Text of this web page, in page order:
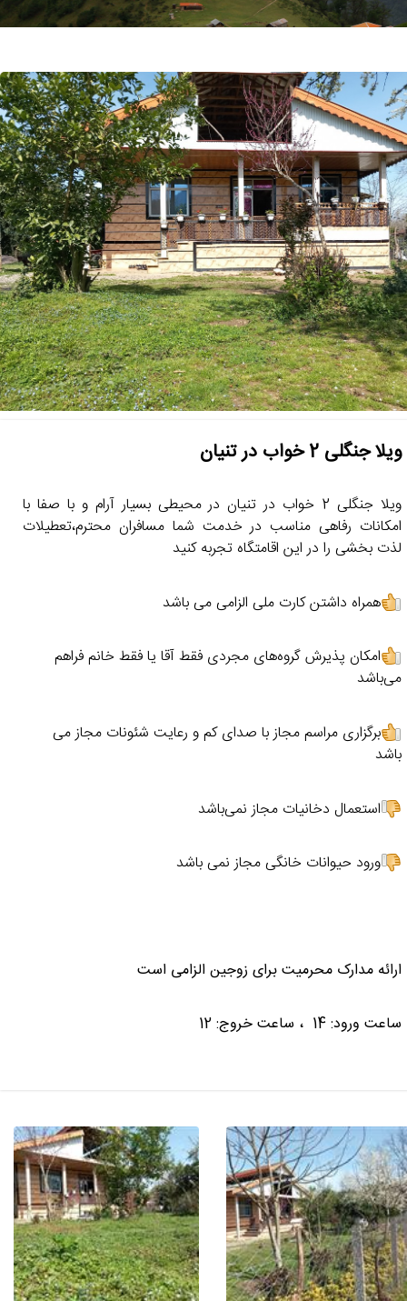
ویلا جنگلی 2 خواب در تنیان
ویلا جنگلی 2 خواب در تنیان در محیطی بسیار آرام و با صفا با
امکانات رفاهی مناسب در خدمت شما مسافران محترم،تعطیلات
لذت بخشی را در این اقامتگاه تجربه کنید
همراه داشتن کارت ملی الزامی می باشد
امکان پذیرش گروه‌های مجردی فقط آقا یا فقط خانم فراهم
می‌باشد
برگزاری مراسم مجاز با صدای کم و رعایت شئونات مجاز می
باشد
استعمال دخانیات مجاز نمی‌باشد
ورود حیوانات خانگی مجاز نمی باشد
ارائه مدارک محرمیت برای زوجین الزامی است
ساعت ورود: 14 ، ساعت خروج: 12